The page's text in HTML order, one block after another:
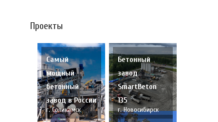
Проекты
Самый
мощный
бетонный
завод в России
г. Соликамск
Бетонный
завод
SmartBeton
135
г. Новосибирск